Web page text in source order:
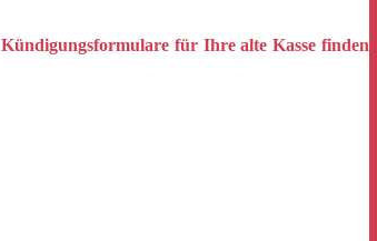
Kündigungsformulare für Ihre alte Kasse finden